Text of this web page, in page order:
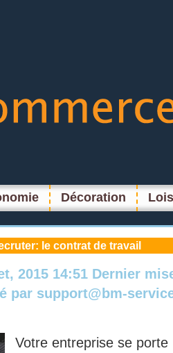
Décoration
le contrat de travail
2015 14:51 Dernier
par support@bm-
Votre entreprise se